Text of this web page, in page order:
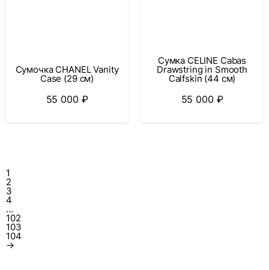
Сумочка CHANEL Vanity
Case (29 см)
55 000 ₽
Сумка CELINE Cabas
Drawstring in Smooth
Calfskin (44 см)
55 000 ₽
1
2
3
4
…
102
103
104
→